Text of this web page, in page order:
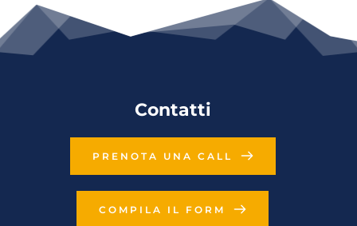
Contatti
PRENOTA UNA CALL
COMPILA IL FORM